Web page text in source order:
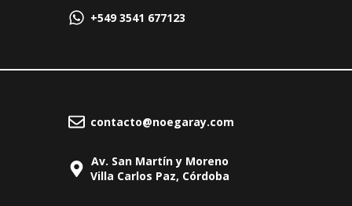
+549 3541 677123
contacto@noegaray.com
Av. San Martín y Moreno
Villa Carlos Paz, Córdoba